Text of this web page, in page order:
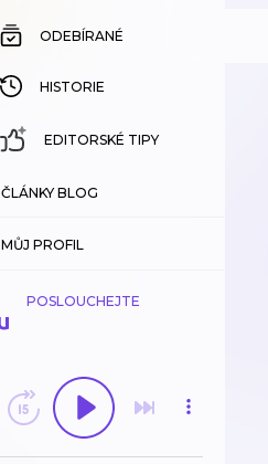
ODEBÍRANÉ
HISTORIE
EDITORSKÉ TIPY
ČLÁNKY BLOG
MŮJ PROFIL
POSLOUCHEJTE